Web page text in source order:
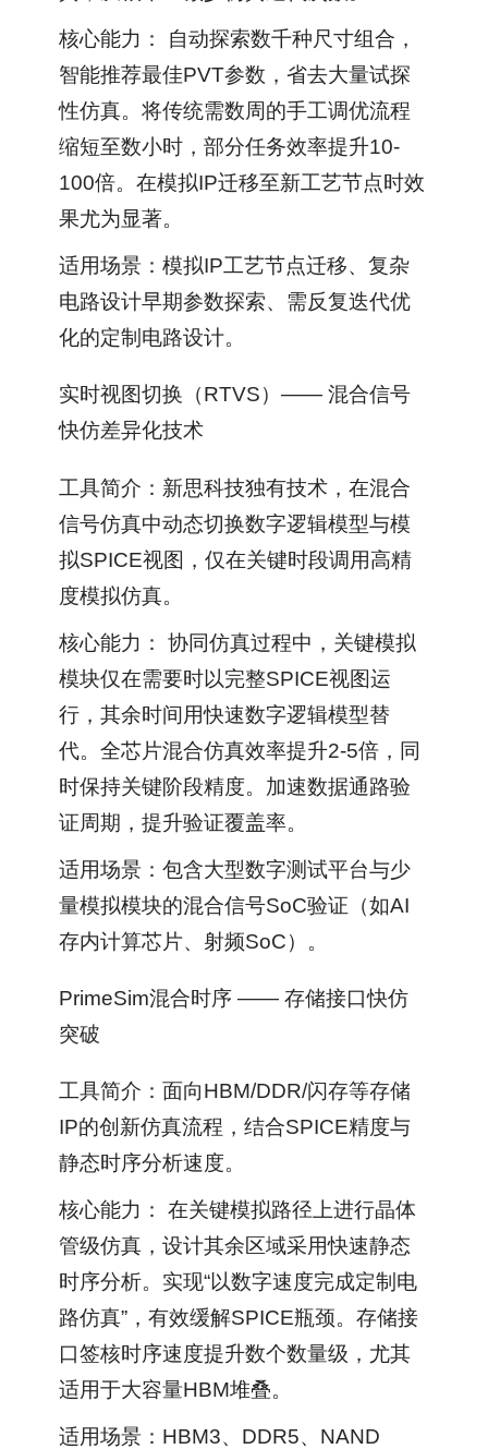
核心能力： 自动探索数千种尺寸组合，
智能推荐最佳PVT参数，省去大量试探
性仿真。将传统需数周的手工调优流程
缩短至数小时，部分任务效率提升10-
100倍。在模拟IP迁移至新工艺节点时效
果尤为显著。
适用场景：模拟IP工艺节点迁移、复杂
电路设计早期参数探索、需反复迭代优
化的定制电路设计。
实时视图切换（RTVS）—— 混合信号
快仿差异化技术
工具简介：新思科技独有技术，在混合
信号仿真中动态切换数字逻辑模型与模
拟SPICE视图，仅在关键时段调用高精
度模拟仿真。
核心能力： 协同仿真过程中，关键模拟
模块仅在需要时以完整SPICE视图运
行，其余时间用快速数字逻辑模型替
代。全芯片混合仿真效率提升2-5倍，同
时保持关键阶段精度。加速数据通路验
证周期，提升验证覆盖率。
适用场景：包含大型数字测试平台与少
量模拟模块的混合信号SoC验证（如AI
存内计算芯片、射频SoC）。
PrimeSim混合时序 —— 存储接口快仿
突破
工具简介：面向HBM/DDR/闪存等存储
IP的创新仿真流程，结合SPICE精度与
静态时序分析速度。
核心能力： 在关键模拟路径上进行晶体
管级仿真，设计其余区域采用快速静态
时序分析。实现“以数字速度完成定制电
路仿真”，有效缓解SPICE瓶颈。存储接
口签核时序速度提升数个数量级，尤其
适用于大容量HBM堆叠。
适用场景：HBM3、DDR5、NAND